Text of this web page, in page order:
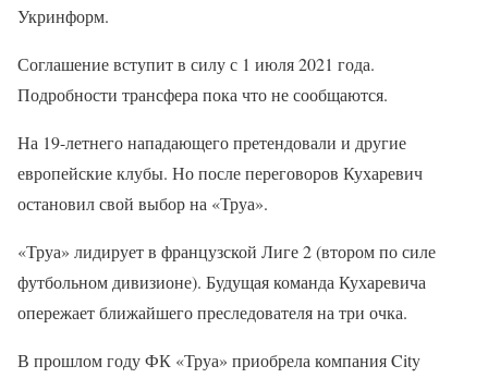
Укринформ.
Соглашение вступит в силу с 1 июля 2021 года.
Подробности трансфера пока что не сообщаются.
На 19-летнего нападающего претендовали и другие
европейские клубы. Но после переговоров Кухаревич
остановил свой выбор на «Труа».
«Труа» лидирует в французской Лиге 2 (втором по силе
футбольном дивизионе). Будущая команда Кухаревича
опережает ближайшего преследователя на три очка.
В прошлом году ФК «Труа» приобрела компания City